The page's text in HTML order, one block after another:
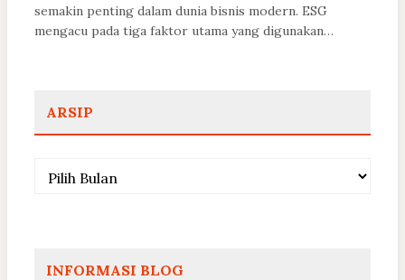
semakin penting dalam dunia bisnis modern. ESG
mengacu pada tiga faktor utama yang digunakan…
ARSIP
Arsip
INFORMASI BLOG